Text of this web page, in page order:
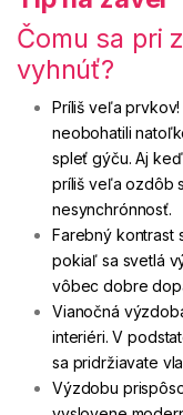
Čomu sa pri
vyhnúť?
Príliš veľa
neobohatili
spleť gýču. Aj
príliš veľa ozdôb
nesynchrónnosť.
Farebný kontrast
pokiaľ sa svetlá
vôbec dobre
Vianočná
interiéri. V
sa pridržiavate
Výzdobu